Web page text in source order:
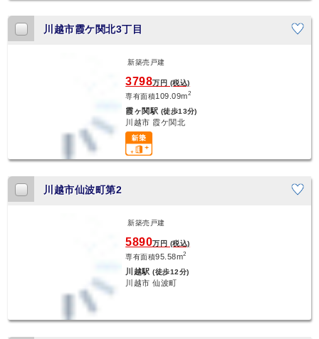
川越市霞ケ関北3丁目
新築売戸建
3798万円 (税込)
専有面積109.09m2
霞ヶ関駅 (徒歩13分)
川越市 霞ケ関北
川越市仙波町第2
新築売戸建
5890万円 (税込)
専有面積95.58m2
川越駅(徒歩12分)
川越市 仙波町